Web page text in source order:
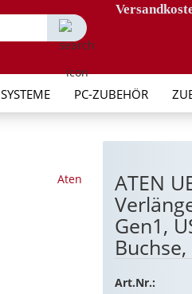
Suche...
PC-ZUBEHÖR
Aten ATEN
Gen1,
Art.Nr.: